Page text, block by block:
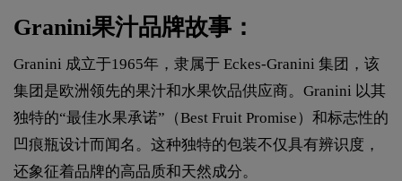
Granini果汁品牌故事：
Granini 成立于1965年，隶属于 Eckes-Granini 集团，该
集团是欧洲领先的果汁和水果饮品供应商。Granini 以其
独特的“最佳水果承诺”（Best Fruit Promise）和标志性的
凹痕瓶设计而闻名。这种独特的包装不仅具有辨识度，
还象征着品牌的高品质和天然成分。